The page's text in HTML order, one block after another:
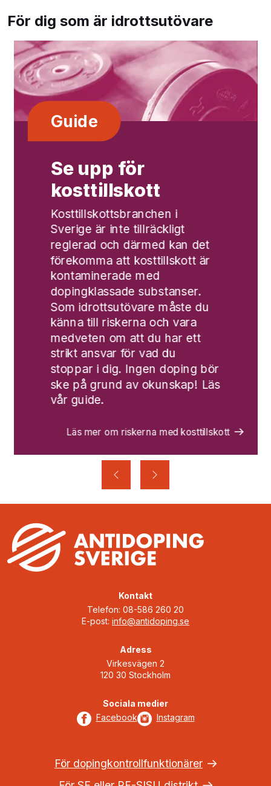
För dig som är idrottsutövare
Se upp för
kosttillskott
Kosttillskottsbranchen i
Sverige är inte tillräckligt
reglerad och därmed kan det
förekomma att kosttillskott är
kontaminerade med
dopingklassade substanser.
Som idrottsutövare måste du
känna till riskerna och vara
medveten om att du har ett
strikt ansvar för vad du
stoppar i dig. Ingen doping bör
ske på grund av okunskap! Läs
vår guide.
Guide
Läs mer om riskerna med kosttillskott
Föregående
Nästa
Kontakt
Telefon: 08-586 260 20
E-post: info@antidoping.se
Adress
Virkesvägen 2
120 30 Stockholm
Sociala medier
Facebook
Instagram
För dopingkontrollfunktionärer